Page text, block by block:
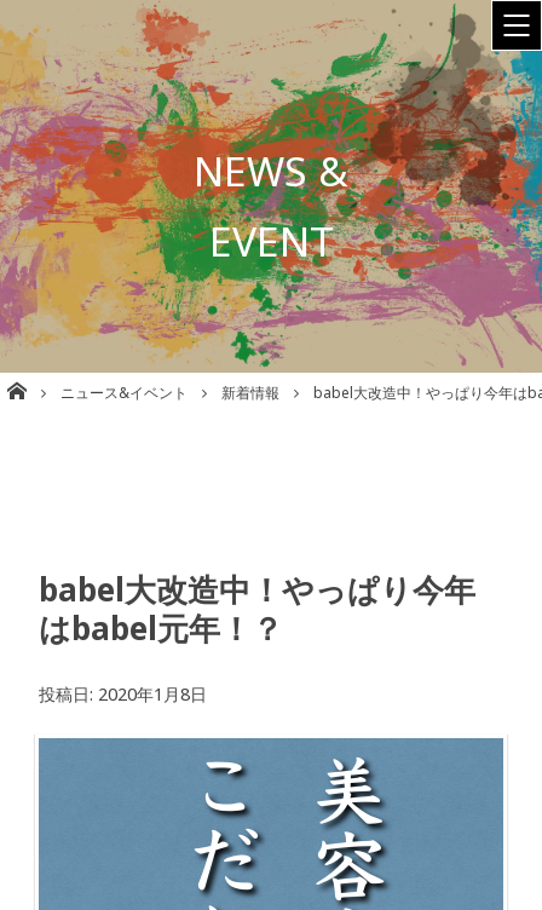
NEWS &
EVENT
株式会社babel 美容室/理容室/ネイル/各種事業運営 大阪
ニュース&イベント 新着情報 babel大改造中！やっぱり今年は
babel大改造中！やっぱり今年
はbabel元年！？
投稿日: 2020年1月8日